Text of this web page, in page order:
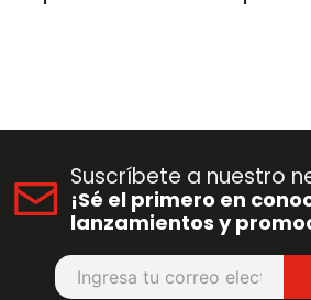
Suscríbete a nuestro
¡Sé el primero en
lanzamientos y